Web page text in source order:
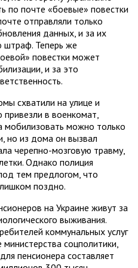
по почте «боевые» повестки
отправляли только
данных, и за их
штраф. Теперь же
повестки может
и за это
схватили на улице и
привезли в военкомат,
мобилизовать можно только
но из дома он вызвал
черепно-мозговую травму,
Однако полиция
тем предлогом, что
поздно.
на Украине живут за
выживания.
коммунальных услуг
соцполитики,
пенсионера составляет